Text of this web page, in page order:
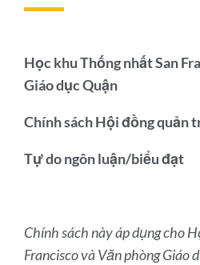
này
Học khu Thống nhất San
Giáo dục Quận
Chính sách Hội đồng quản
Tự do ngôn luận/biểu đạt
Chính sách này áp dụng cho
Francisco và Văn phòng Giáo